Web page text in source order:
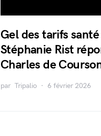
Gel des tarifs
Stéphanie Rist
Charles de
par Tripalio 6 février 2026